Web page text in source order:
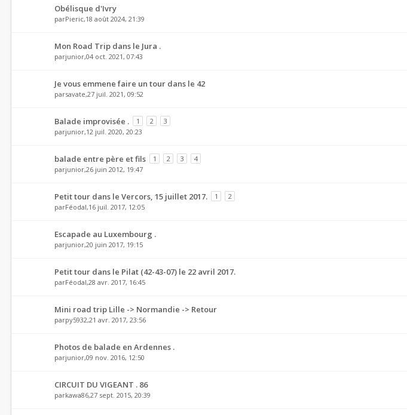
Obélisque d'Ivry
parPieric,18 août 2024, 21:39
Mon Road Trip dans le Jura .
parjunior,04 oct. 2021, 07:43
Je vous emmene faire un tour dans le 42
parsavate,27 juil. 2021, 09:52
Balade improvisée . 1 2
3
parjunior,12 juil. 2020, 20:23
balade entre père et fils 1 2 3
4
parjunior,26 juin 2012, 19:47
Petit tour dans le Vercors, 15 juillet 2017. 1
2
parFéodal,16 juil. 2017, 12:05
Escapade au Luxembourg .
parjunior,20 juin 2017, 19:15
Petit tour dans le Pilat (42-43-07) le 22 avril 2017.
parFéodal,28 avr. 2017, 16:45
Mini road trip Lille -> Normandie -> Retour
parpy5932,21 avr. 2017, 23:56
Photos de balade en Ardennes .
parjunior,09 nov. 2016, 12:50
CIRCUIT DU VIGEANT . 86
parkawa86,27 sept. 2015, 20:39